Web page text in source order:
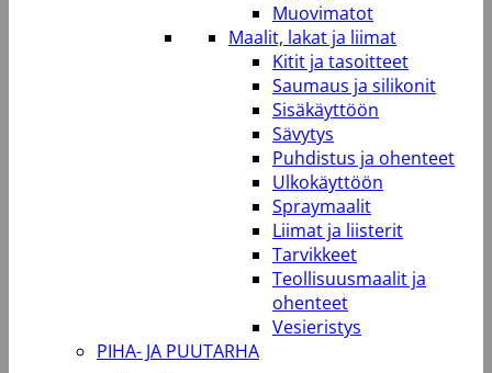
Muovimatot
Maalit, lakat ja liimat
Kitit ja tasoitteet
Saumaus ja silikonit
Sisäkäyttöön
Sävytys
Puhdistus ja ohenteet
Ulkokäyttöön
Spraymaalit
Liimat ja liisterit
Tarvikkeet
Teollisuusmaalit ja
ohenteet
Vesieristys
PIHA- JA PUUTARHA